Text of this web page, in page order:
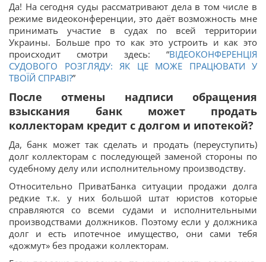
Да! На сегодня суды рассматривают дела в том числе в
режиме видеоконференции, это даёт возможность мне
принимать участие в судах по всей территории
Украины. Больше про то как это устроить и как это
происходит смотри здесь: “ВІДЕОКОНФЕРЕНЦІЯ
СУДОВОГО РОЗГЛЯДУ: ЯК ЦЕ МОЖЕ ПРАЦЮВАТИ У
ТВОЇЙ СПРАВІ?”
После отмены надписи обращения
взыскания банк может продать
коллекторам кредит с долгом и ипотекой?
Да, банк может так сделать и продать (переуступить)
долг коллекторам с последующей заменой стороны по
судебному делу или исполнительному производству.
Относительно ПриватБанка ситуации продажи долга
редкие т.к. у них большой штат юристов которые
справляются со всеми судами и исполнительными
производствами должников. Поэтому если у должника
долг и есть ипотечное имущество, они сами тебя
«дожмут» без продажи коллекторам.